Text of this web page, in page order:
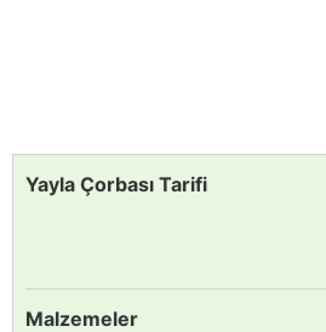
Yayla Çorbası Tarifi
Malzemeler